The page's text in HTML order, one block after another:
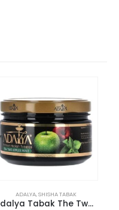
ADALYA,SHISHA TABAK
Adalya Tabak The Two Apples Mint 200g